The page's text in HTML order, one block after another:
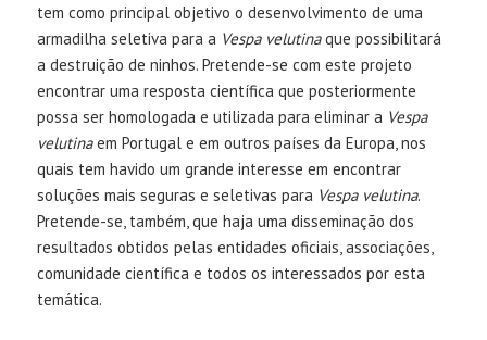
tem como principal objetivo o desenvolvimento de uma
armadilha seletiva para a Vespa velutinaque possibilitará
a destruição de ninhos. Pretende-se com este projeto
encontrar uma resposta científica que posteriormente
possa ser homologada e utilizada para eliminar a Vespa
velutinaem Portugal e em outros países da Europa, nos
quais tem havido um grande interesse em encontrar
soluções mais seguras e seletivas para Vespa velutina.
Pretende-se, também, que haja uma disseminação dos
resultados obtidos pelas entidades oficiais, associações,
comunidade científica e todos os interessados por esta
temática.